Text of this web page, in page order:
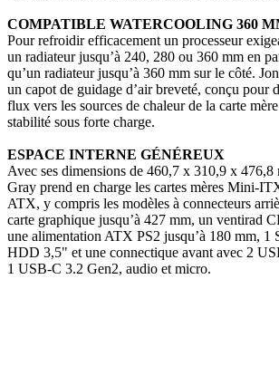
COMPATIBLE WATERCOOLING 360
Pour refroidir efficacement un processeur
un radiateur jusqu’à 240, 280 ou 360 mm en
qu’un radiateur jusqu’à 360 mm sur le côté.
un capot de guidage d’air breveté, conçu pour
flux vers les sources de chaleur de la carte
stabilité sous forte charge.
ESPACE INTERNE GÉNÉREUX
Avec ses dimensions de 460,7 x 310,9 x
Gray prend en charge les cartes mères Mini-
ATX, y compris les modèles à connecteurs
carte graphique jusqu’à 427 mm, un ventirad
une alimentation ATX PS2 jusqu’à 180 mm, 1
HDD 3,5" et une connectique avant avec 2
1 USB-C 3.2 Gen2, audio et micro.